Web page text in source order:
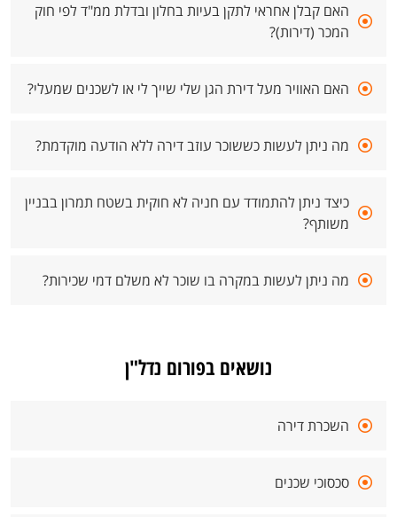
האם קבלן אחראי לתקן בעיות בחלון ובדלת ממ"ד לפי חוק
המכר (דירות)?
האם האוויר מעל דירת הגן שלי שייך לי או לשכנים שמעלי?
מה ניתן לעשות כששוכר עוזב דירה ללא הודעה מוקדמת?
כיצד ניתן להתמודד עם חניה לא חוקית בשטח תמרון בבניין
משותף?
מה ניתן לעשות במקרה בו שוכר לא משלם דמי שכירות?
נושאים בפורום נדל"ן
השכרת דירה
סכסוכי שכנים